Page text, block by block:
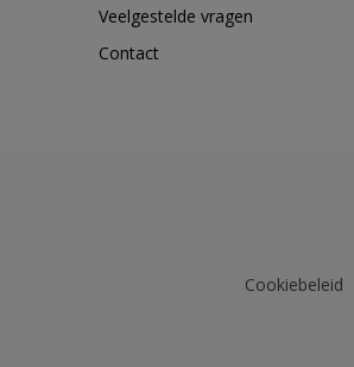
Veelgestelde vragen
Contact
Cookiebeleid